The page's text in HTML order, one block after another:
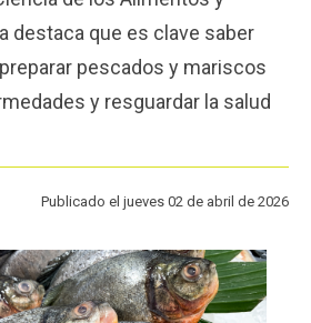
Egresados
destaca que es clave saber
pescados y mariscos
y resguardar la salud
Publicado el jueves 02 de abril de 2026